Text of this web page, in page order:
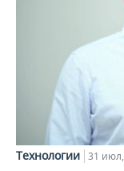
Технологии 31